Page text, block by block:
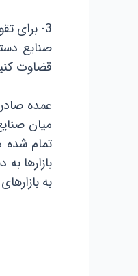
3- برای
صنایع
قضاوت
عمده
میان
تمام شده
به